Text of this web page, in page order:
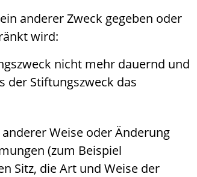
anderer Zweck gegeben oder
wird:
nicht mehr dauernd und
der Stiftungszweck das
Weise oder Änderung
(zum Beispiel
Sitz, die Art und Weise der